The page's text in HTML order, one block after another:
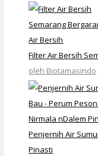
Filter Air Bersih
oleh Biotamasindo
Penjernih Air
Pinasti